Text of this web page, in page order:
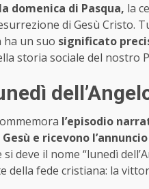
domenica di Pasqua, la
di Gesù Cristo.
ha un suo significato
storia sociale del nostro
l’episodio
e ricevono
deve il nome “lunedì
fede cristiana: la